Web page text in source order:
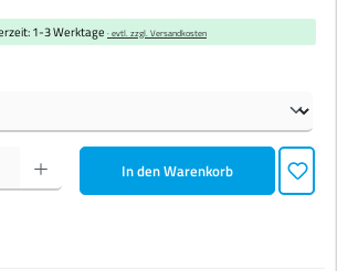
1-3 Werktage · evtl. zzgl. Versandkosten
Wert ein oder benutze die Schaltflächen um die Anzahl zu
In den Warenkorb